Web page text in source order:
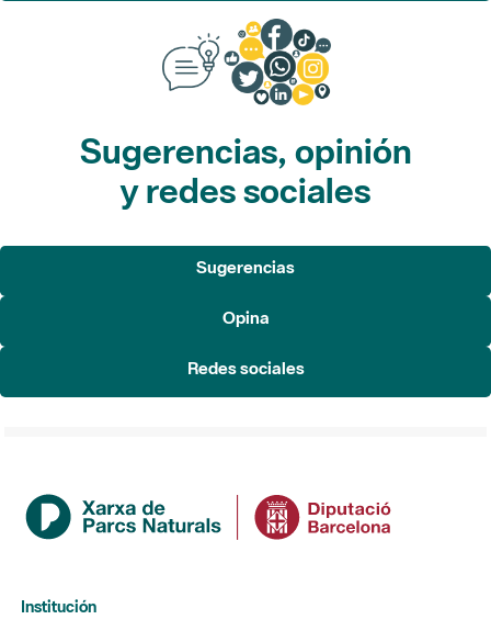
Sugerencias, opinión
y redes sociales
Opina
Redes sociales
La Diputación de Barcelona